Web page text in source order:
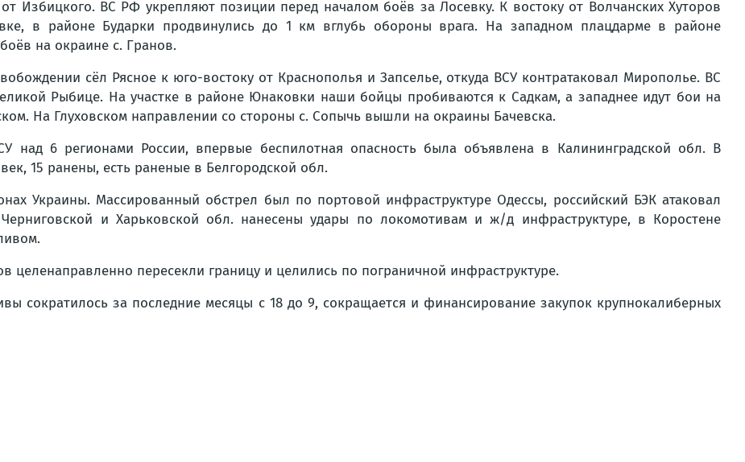
Избицкого. ВС РФ укрепляют позиции перед началом боёв за Лосевку. К востоку от Волчанских Хуторов
в районе Бударки продвинулись до 1 км вглубь обороны врага. На западном плацдарме в районе
на окраине с. Гранов.
сёл Рясное к юго-востоку от Краснополья и Запселье, откуда ВСУ контратаковал Мирополье. ВС
Рыбице. На участке в районе Юнаковки наши бойцы пробиваются к Садкам, а западнее идут бои на
На Глуховском направлении со стороны с. Сопычь вышли на окраины Бачевска.
6 регионами России, впервые беспилотная опасность была объявлена в Калининградской обл. В
15 ранены, есть раненые в Белгородской обл.
Украины. Массированный обстрел был по портовой инфраструктуре Одессы, российский БЭК атаковал
и Харьковской обл. нанесены удары по локомотивам и ж/д инфраструктуре, в Коростене
целенаправленно пересекли границу и целились по пограничной инфраструктуре.
сократилось за последние месяцы с 18 до 9, сокращается и финансирование закупок крупнокалиберных